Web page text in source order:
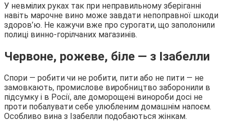
У невмілих руках так при неправильному зберіганні
навіть марочне вино може завдати непоправної шкоди
здоров’ю. Не кажучи вже про сурогати, що заполонили
полиці винно-горілчаних магазинів.
Червоне, рожеве, біле — з Ізабелли
Спори — робити чи не робити, пити або не пити — не
замовкають, промислове виробництво заборонили в
підсумку і в Росії, але доморощені винороби досі не
проти побалувати себе улюбленим домашнім напоєм.
Особливо вина з Ізабелли подобаються жінкам.